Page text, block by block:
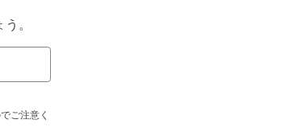
。
ご注意く